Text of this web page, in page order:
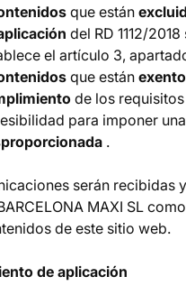
que están
del RD 1112/
el artículo 3,
que están
de los
para imponer una
.
serán recibidas
MAXI SL
de este sitio web.
de aplicación